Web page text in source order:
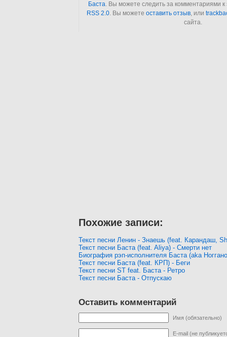
Баста. Вы можете следить за комментариями к
RSS 2.0. Вы можете оставить отзыв, или
сайта.
Похожие записи:
Текст песни Ленин - Знаешь (feat. Карандаш,
Текст песни Баста (feat. Aliya) - Смерти нет
Биография рэп-исполнителя Баста (aka
Текст песни Баста (feat. КРП) - Беги
Текст песни ST feat. Баста - Ретро
Текст песни Баста - Отпускаю
Оставить комментарий
Имя (обязательно)
E-mail (не